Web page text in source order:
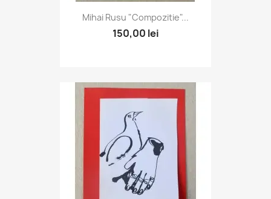
Mihai Rusu "Compozitie"...
150,00 lei